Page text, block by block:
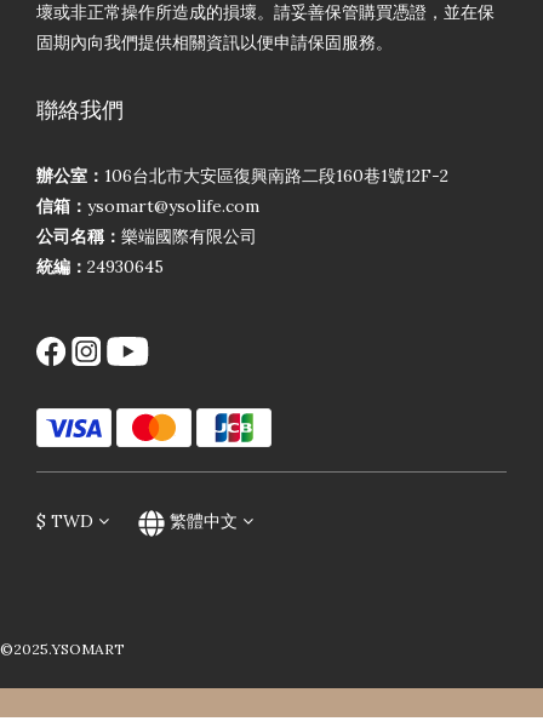
壞或非正常操作所造成的損壞。請妥善保管購買憑證，並在保
固期內向我們提供相關資訊以便申請保固服務。
聯絡我們
辦公室： 106台北市大安區復興南路二段160巷1號12F-2
信箱： ysomart@ysolife.com
公司名稱： 樂端國際有限公司
統編： 24930645
$ TWD 繁體中文
©2025.YSOMART